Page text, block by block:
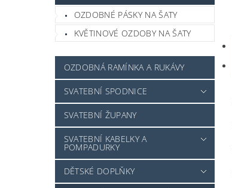
OZDOBNÉ PÁSKY NA ŠATY
KVĚTINOVÉ OZDOBY NA ŠATY
OZDOBNÁ RAMÍNKA A RUKÁVY
SVATEBNÍ SPODNICE
SVATEBNÍ ŽUPANY
SVATEBNÍ KABELKY A
POMPADURKY
DĚTSKÉ DOPLŇKY